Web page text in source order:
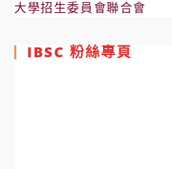
大學招生委員會聯合會
IBSC 粉絲專頁